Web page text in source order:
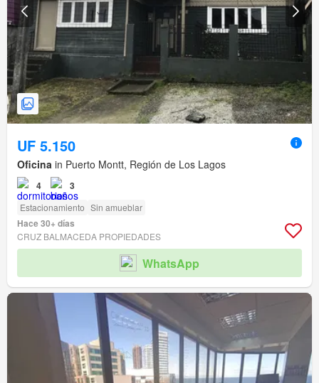
UF 5.150
Oficina in Puerto Montt, Región de Los Lagos
4 3
Estacionamiento Sin amueblar
Hace 30+ días
CRUZ BALMACEDA PROPIEDADES
WhatsApp